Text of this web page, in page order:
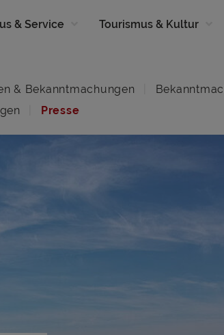
& Service Tourismus & Kultur
& Bekanntmachungen
Presse